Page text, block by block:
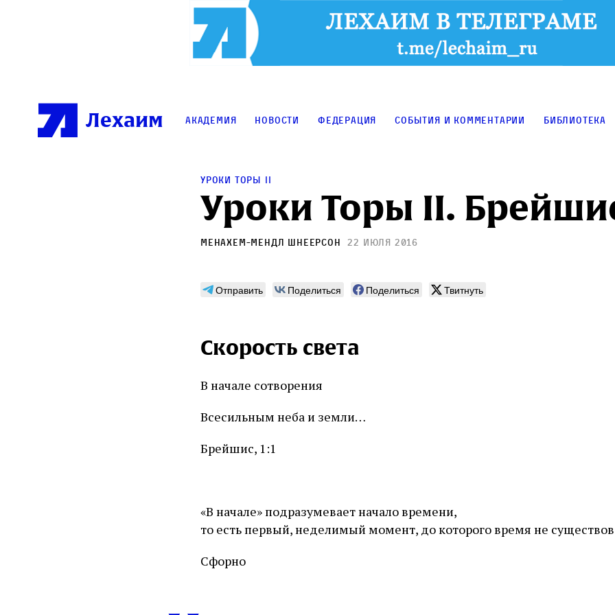
Лехаим Академия Новости Федерация События и комментарии Библиотека
Уроки Торы II
Уроки Торы II.
Менахем-Мендл Шнеерсон 22 июля 2016
Отправить Поделиться Поделиться Твитнуть
Скорость света
В начале сотворения
Всесильным неба и земли…
Брейшис, 1:1
«В начале» подразумевает начало времени,
то есть первый, неделимый момент, до которого время не
Сфорно